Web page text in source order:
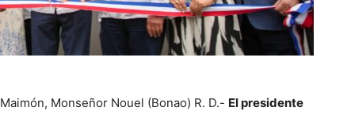
Maimón, Monseñor Nouel (Bonao) R. D.- El presidente